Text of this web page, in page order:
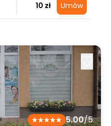
10 zł Umów
5.00/5